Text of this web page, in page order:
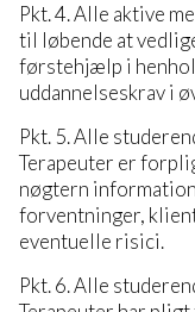
Pkt. 4. Alle aktive
til løbende at
førstehjælp i
uddannelseskrav i
Pkt. 5. Alle
Terapeuter er
nøgtern
forventninger,
eventuelle risici.
Pkt. 6. Alle